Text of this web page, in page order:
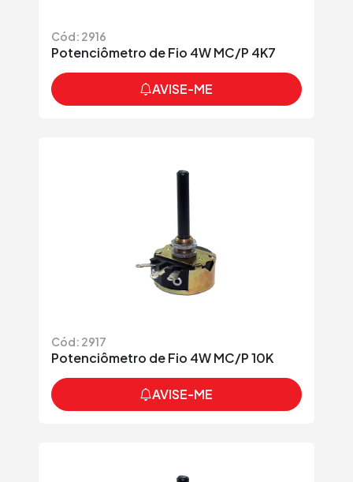
Cód: 2916
Potenciômetro de Fio 4W MC/P 4K7
AVISE-ME
Cód: 2917
Potenciômetro de Fio 4W MC/P 10K
AVISE-ME